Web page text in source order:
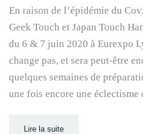
En raison de l’épidémie du
Geek Touch et Japan Touch
du 6 & 7 juin 2020 à Eurexpo
change pas, et sera peut-être
quelques semaines de
une fois encore une
Lire la suite